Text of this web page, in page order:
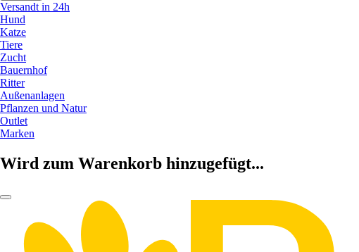
Versandt in 24h
Hund
Katze
Tiere
Zucht
Bauernhof
Ritter
Außenanlagen
Pflanzen und Natur
Outlet
Marken
Wird zum Warenkorb hinzugefügt...